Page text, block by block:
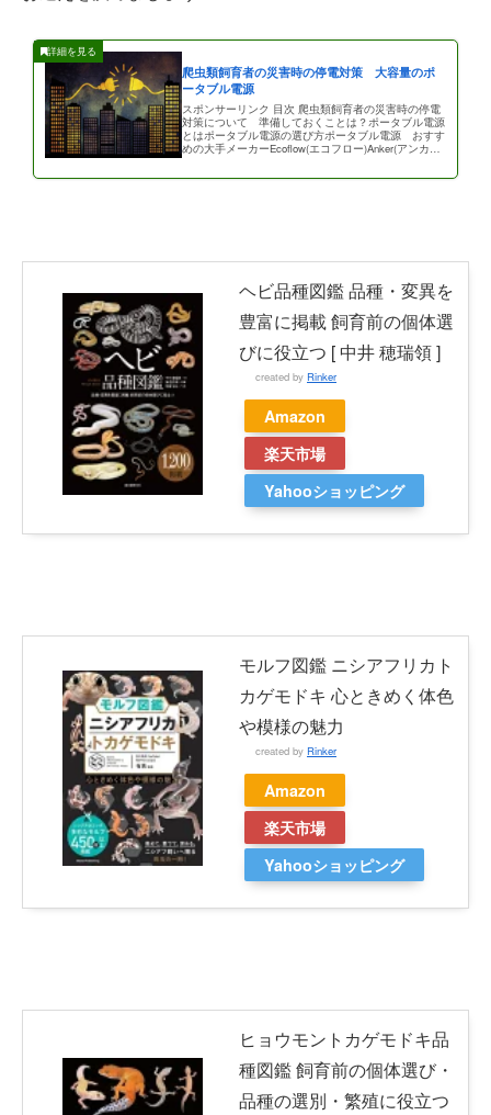
爬虫類飼育者の災害時の停電対策 大容量のポ
ータブル電源
スポンサーリンク 目次 爬虫類飼育者の災害時の停電
対策について 準備しておくことは？ポータブル電源
とはポータブル電源の選び方ポータブル電源 おすす
めの大手メーカーEcoflow(エコフロー)Anker(アンカ
ヘビ品種図鑑 品種・変異を
豊富に掲載 飼育前の個体選
びに役立つ [ 中井 穂瑞領 ]
created by Rinker
Amazon
楽天市場
Yahooショッピング
モルフ図鑑 ニシアフリカト
カゲモドキ 心ときめく体色
や模様の魅力
created by Rinker
Amazon
楽天市場
Yahooショッピング
ヒョウモントカゲモドキ品
種図鑑 飼育前の個体選び・
品種の選別・繁殖に役立つ